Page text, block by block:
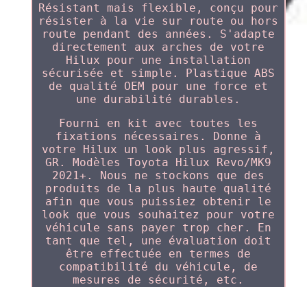
Résistant mais flexible, conçu pour
résister à la vie sur route ou hors
route pendant des années. S'adapte
directement aux arches de votre
Hilux pour une installation
sécurisée et simple. Plastique ABS
de qualité OEM pour une force et
une durabilité durables.
Fourni en kit avec toutes les
fixations nécessaires. Donne à
votre Hilux un look plus agressif,
GR. Modèles Toyota Hilux Revo/MK9
2021+. Nous ne stockons que des
produits de la plus haute qualité
afin que vous puissiez obtenir le
look que vous souhaitez pour votre
véhicule sans payer trop cher. En
tant que tel, une évaluation doit
être effectuée en termes de
compatibilité du véhicule, de
mesures de sécurité, etc.